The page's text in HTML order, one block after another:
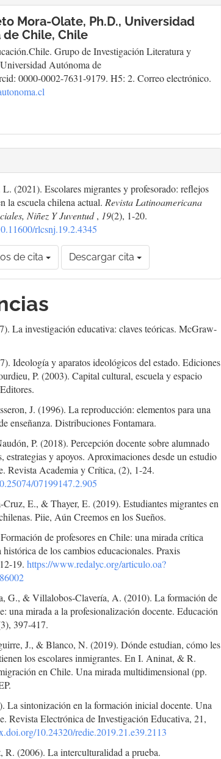
Mora-Olate, Ph.D., Universidad
Chile, Chile
Grupo de Investigación Literatura y
Autónoma de
0000-0002-7631-9179. H5: 2. Correo electrónico.
(2021). Escolares migrantes y profesorado: reflejos
la escuela chilena actual. Revista Latinoamericana
Niñez Y Juventud, 19(2), 1-20.
rlcsnj.19.2.4345
de cita Descargar cita
La investigación educativa: claves teóricas. McGraw-
Ideología y aparatos ideológicos del estado. Ediciones
P. (2003). Capital cultural, escuela y espacio
J. (1996). La reproducción: elementos para una
enseñanza. Distribuciones Fontamara.
P. (2018). Percepción docente sobre alumnado
estrategias y apoyos. Aproximaciones desde un estudio
Revista Academia y Crítica, (2), 1-24.
07199147.2.905
E., & Thayer, E. (2019). Estudiantes migrantes en
Piie, Aún Creemos en los Sueños.
de profesores en Chile: una mirada crítica
histórica de los cambios educacionales. Praxis
19.https://www.redalyc.org/articulo.oa?
G., & Villalobos-Clavería, A. (2010). La formación de
una mirada a la profesionalización docente. Educación
397-417.
J., & Blanco, N. (2019). Dónde estudian, cómo les
los escolares inmigrantes. En I. Aninat, & R.
en Chile. Una mirada multidimensional (pp.
La sintonización en la formación inicial docente. Una
Revista Electrónica de Investigación Educativa, 21,
10.24320/redie.2019.21.e39.2113
R. (2006). La interculturalidad a prueba.